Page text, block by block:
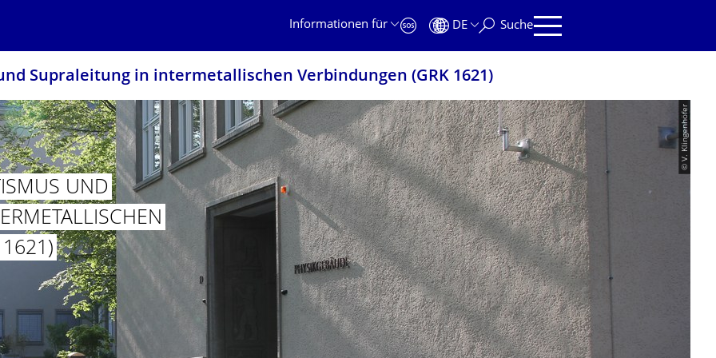
Informationen für
DE Suche
Supraleitung in intermetallischen Verbindungen (GRK 1621)
© V. Klingenhöfer
UND
1621)
MAGNETISMUS UND SUPRALEITUNG IN INTERMETALLISCHEN VERBINDUNGEN (GRK 1621)